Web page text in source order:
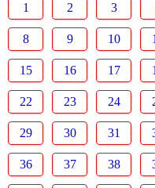
1 2 3
8 9 10
15 16 17
22 23 24
29 30 31
36 37 38